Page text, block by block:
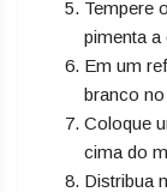
Tempere
pimenta a
Em um
branco
Coloque
cima do
Distribua